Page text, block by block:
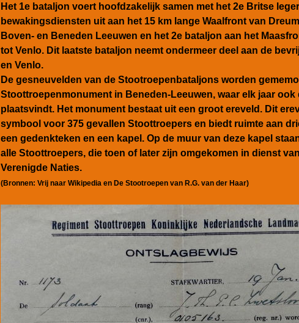
Het 1e bataljon voert hoofdzakelijk samen met het 2e Britse leger
bewakingsdiensten uit aan het 15 km lange Waalfront van
Boven- en Beneden Leeuwen en het 2e bataljon aan het
tot Venlo. Dit laatste bataljon neemt ondermeer deel aan de
en Venlo.
De gesneuvelden van de Stootroepenbataljons worden
Stoottroepenmonument in Beneden-Leeuwen, waar elk jaar ook
plaatsvindt. Het monument bestaat uit een groot ereveld. Dit
symbool voor 375 gevallen Stoottroepers en biedt ruimte aan
een gedenkteken en een kapel. Op de muur van deze kapel
alle Stoottroepers, die toen of later zijn omgekomen in dienst
Verenigde Naties.
(Bronnen: Vrij naar Wikipedia en De Stootroepen van R.G. van der Haar)